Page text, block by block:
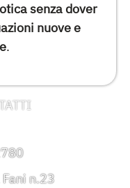
senza dover
nuove e
.
n.23